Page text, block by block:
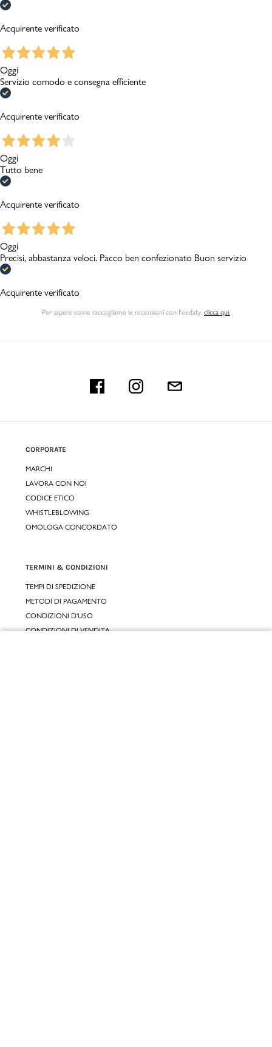
Acquirente verificato
Oggi
Servizio comodo e consegna efficiente
Acquirente verificato
Oggi
Tutto bene
Acquirente verificato
Oggi
Precisi, abbastanza veloci. Pacco ben confezionato Buon servizio
Acquirente verificato
Per sapere come raccogliamo le recensioni con Feedaty, clicca qui.
CORPORATE
MARCHI
LAVORA CON NOI
CODICE ETICO
WHISTLEBLOWING
OMOLOGA CONCORDATO
TERMINI & CONDIZIONI
TEMPI DI SPEDIZIONE
METODI DI PAGAMENTO
CONDIZIONI D'USO
CONDIZIONI DI VENDITA